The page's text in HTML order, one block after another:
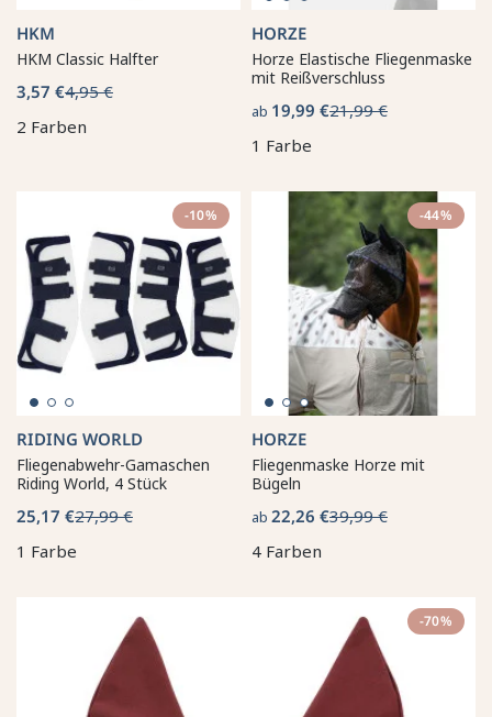
HKM
HKM Classic Halfter
3,57 €4,95 €
2 Farben
HORZE
Horze Elastische Fliegenmaske
mit Reißverschluss
ab 19,99 €21,99 €
1 Farbe
-10%
RIDING WORLD
Fliegenabwehr-Gamaschen
Riding World, 4 Stück
25,17 €27,99 €
1 Farbe
-44%
HORZE
Fliegenmaske Horze mit
Bügeln
ab 22,26 €39,99 €
4 Farben
-70%